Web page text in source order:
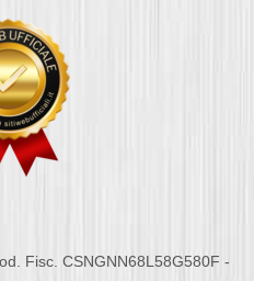
Fisc. CSNGNN68L58G580F -